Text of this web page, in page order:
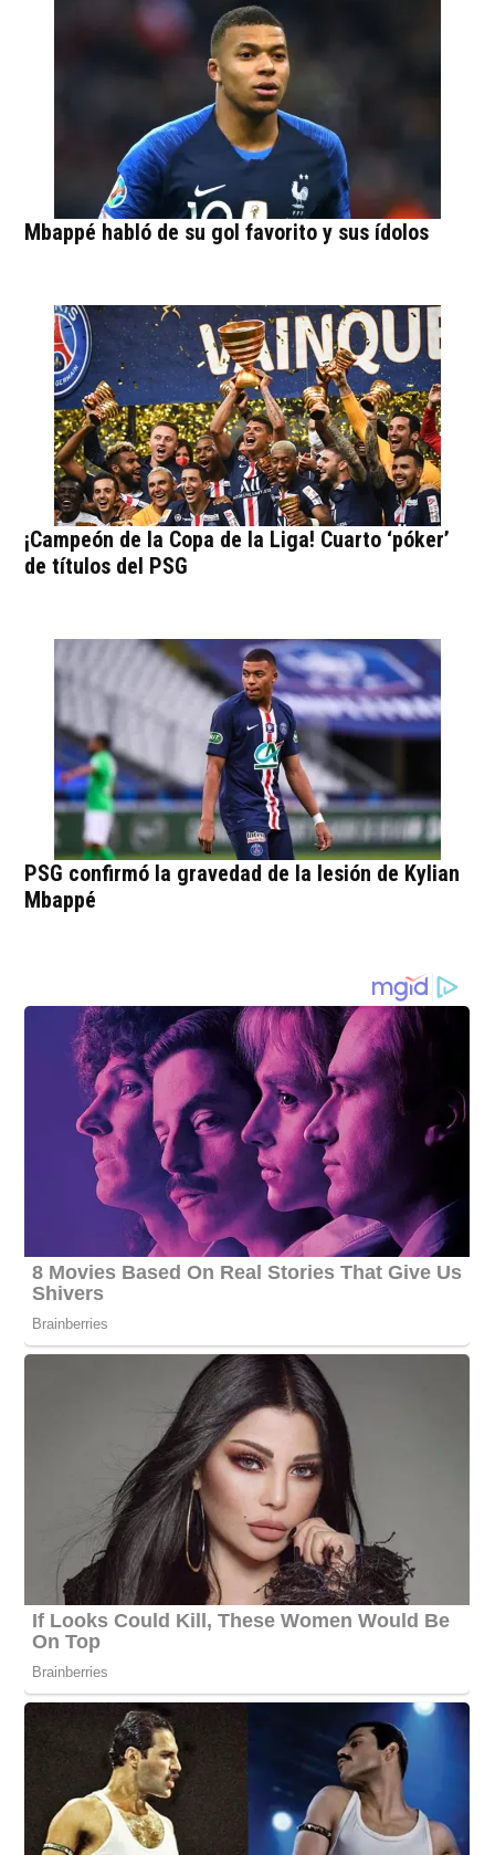
Mbappé habló de su gol favorito y sus ídolos
¡Campeón de la Copa de la Liga! Cuarto ‘póker’
de títulos del PSG
PSG confirmó la gravedad de la lesión de Kylian
Mbappé